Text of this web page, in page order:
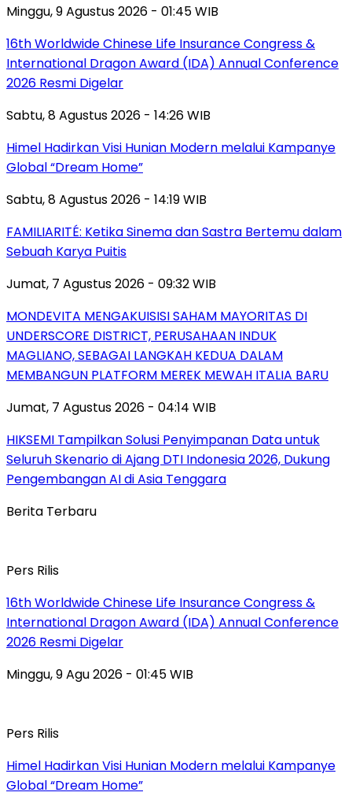
Minggu, 9 Agustus 2026 - 01:45 WIB
16th Worldwide Chinese Life Insurance Congress &
International Dragon Award (IDA) Annual Conference
2026 Resmi Digelar
Sabtu, 8 Agustus 2026 - 14:26 WIB
Himel Hadirkan Visi Hunian Modern melalui Kampanye
Global “Dream Home”
Sabtu, 8 Agustus 2026 - 14:19 WIB
FAMILIARITÉ: Ketika Sinema dan Sastra Bertemu dalam
Sebuah Karya Puitis
Jumat, 7 Agustus 2026 - 09:32 WIB
MONDEVITA MENGAKUISISI SAHAM MAYORITAS DI
UNDERSCORE DISTRICT, PERUSAHAAN INDUK
MAGLIANO, SEBAGAI LANGKAH KEDUA DALAM
MEMBANGUN PLATFORM MEREK MEWAH ITALIA BARU
Jumat, 7 Agustus 2026 - 04:14 WIB
HIKSEMI Tampilkan Solusi Penyimpanan Data untuk
Seluruh Skenario di Ajang DTI Indonesia 2026, Dukung
Pengembangan AI di Asia Tenggara
Berita Terbaru
Pers Rilis
16th Worldwide Chinese Life Insurance Congress &
International Dragon Award (IDA) Annual Conference
2026 Resmi Digelar
Minggu, 9 Agu 2026 - 01:45 WIB
Pers Rilis
Himel Hadirkan Visi Hunian Modern melalui Kampanye
Global “Dream Home”